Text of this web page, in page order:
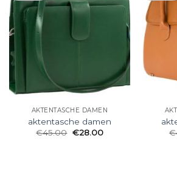
AKTENTASCHE DAMEN
aktentasche damen
€45.00 €28.00
€